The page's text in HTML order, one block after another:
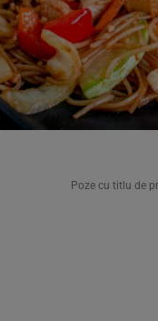
Poze cu titlu de